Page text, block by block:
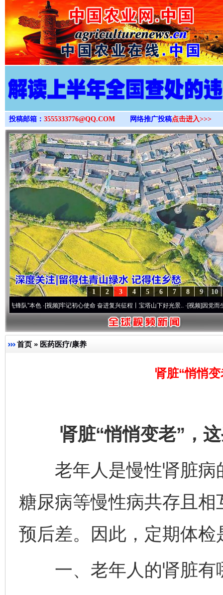
>
投稿邮箱： 3555333776@QQ.COM 网络推广投稿点击进入>>>
10
9
8
7
6
5
4
3
2
1
本色·[视频]牢记初心使命 奋进复兴征程丨宝塔山下好光景..·[视频]因党而生 为党而
首页 » 医药医疗/康养
肾脏“悄悄
肾脏“悄悄变老”，这
老年人是慢性肾脏病
糖尿病等慢性病共存且
预后差。因此，定期体
一、老年人的肾脏有